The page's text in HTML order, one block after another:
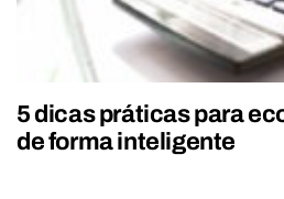
5 dicas práticas para
de forma inteligente